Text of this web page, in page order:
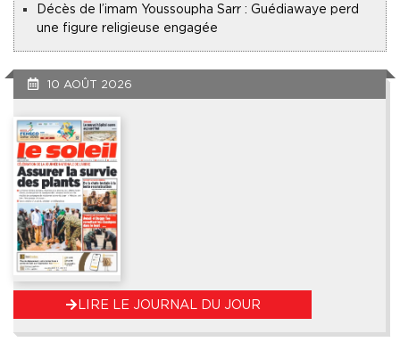
Décès de l’imam Youssoupha Sarr : Guédiawaye perd
une figure religieuse engagée
10 AOÛT 2026
LIRE LE JOURNAL DU JOUR